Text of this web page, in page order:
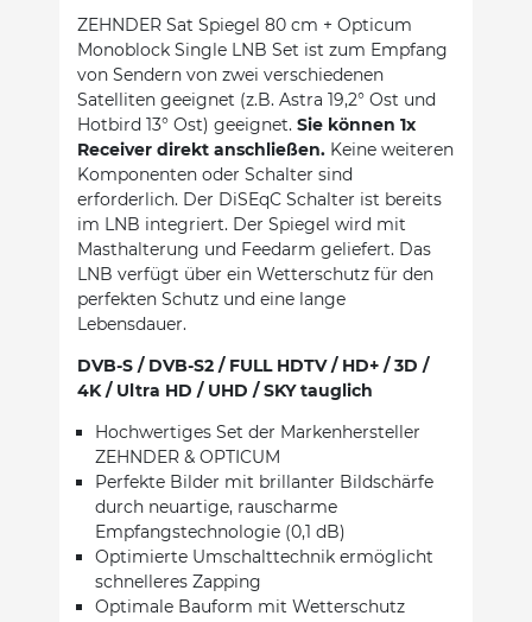
ZEHNDER Sat Spiegel 80 cm + Opticum
Monoblock Single LNB Set ist zum Empfang
von Sendern von zwei verschiedenen
Satelliten geeignet (z.B. Astra 19,2° Ost und
Hotbird 13° Ost) geeignet. Sie können 1x
Receiver direkt anschließen. Keine weiteren
Komponenten oder Schalter sind
erforderlich. Der DiSEqC Schalter ist bereits
im LNB integriert. Der Spiegel wird mit
Masthalterung und Feedarm geliefert. Das
LNB verfügt über ein Wetterschutz für den
perfekten Schutz und eine lange
Lebensdauer.
DVB-S / DVB-S2 / FULL HDTV / HD+ / 3D /
4K / Ultra HD / UHD / SKY tauglich
Hochwertiges Set der Markenhersteller
ZEHNDER & OPTICUM
Perfekte Bilder mit brillanter Bildschärfe
durch neuartige, rauscharme
Empfangstechnologie (0,1 dB)
Optimierte Umschalttechnik ermöglicht
schnelleres Zapping
Optimale Bauform mit Wetterschutz